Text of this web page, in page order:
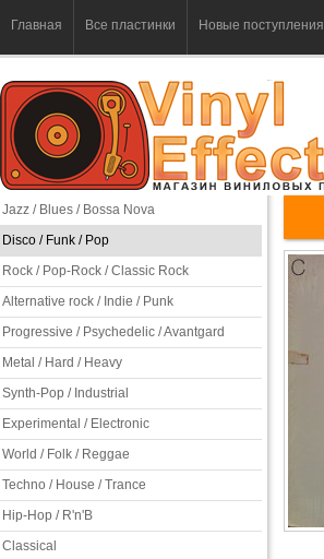
Главная Все пластинки Новые поступления
Jazz / Blues / Bossa Nova
Disco / Funk / Pop
Rock / Pop-Rock / Classic Rock
Alternative rock / Indie / Punk
Progressive / Psychedelic / Avantgard
Metal / Hard / Heavy
Synth-Pop / Industrial
Experimental / Electronic
World / Folk / Reggae
Techno / House / Trance
Hip-Hop / R'n'B
Classical